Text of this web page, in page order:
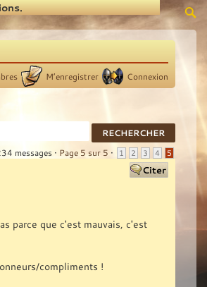
M’enregistrer Connexion
messages • Page 5 sur 5 • 1 2 3 4 5
parce que c'est mauvais, c'est
compliments !